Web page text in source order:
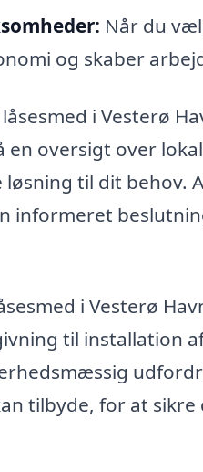
Når du
og skaber
i Vesterø
en oversigt over
til dit behov.
informeret
i Vesterø
til installation
tilbyde, for at